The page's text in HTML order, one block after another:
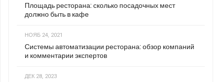
Площадь ресторана: сколько посадочных мест
должно быть в кафе
НОЯБ 24, 2021
Системы автоматизации ресторана: обзор компаний
и комментарии экспертов
ДЕК 28, 2023